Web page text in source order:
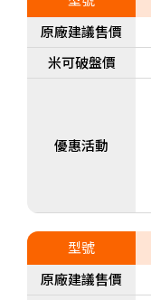
原廠建議售價
米可破盤價
優惠活動
型號
原廠建議售價